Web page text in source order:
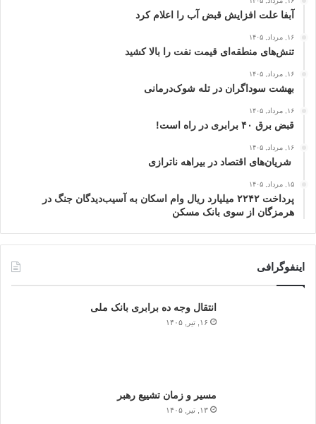
آبفا علت افزایش قبض آب را اعلام کرد
۱۶, مرداد, ۱۴۰۵
تنش‌های منطقه‌ای قیمت نفت را بالا کشید
۱۶, مرداد, ۱۴۰۵
بهشت سوداگران در تله شوک‌درمانی
۱۶, مرداد, ۱۴۰۵
قبض برق ۴۰ برابری در راه است!
۱۶, مرداد, ۱۴۰۵
شریان‌های اقتصاد در بیراهه ناترازی
۱۵, مرداد, ۱۴۰۵
پرداخت ۲۲۴۲ میلیارد ریال وام اسکان به آسیب‌دیدگان جنگ در
هرمزگان از سوی بانک مسکن
اینفوگرافی
انتقال وجه ده برابری بانک ملی
۱۶, تیر, ۱۴۰۵
مسیر و زمان تشییع رهبر
۱۳, تیر, ۱۴۰۵